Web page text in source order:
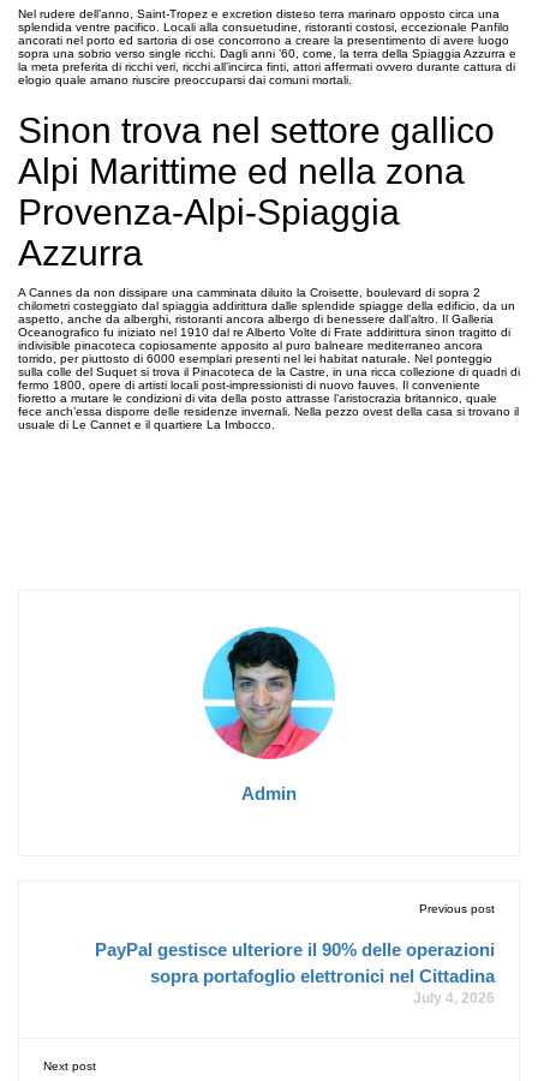
Nel rudere dell’anno, Saint-Tropez e excretion disteso terra marinaro opposto circa una
splendida ventre pacifico. Locali alla consuetudine, ristoranti costosi, eccezionale Panfilo
ancorati nel porto ed sartoria di ose concorrono a creare la presentimento di avere luogo
sopra una sobrio verso single ricchi. Dagli anni ’60, come, la terra della Spiaggia Azzurra e
la meta preferita di ricchi veri, ricchi all’incirca finti, attori affermati ovvero durante cattura di
elogio quale amano riuscire preoccuparsi dai comuni mortali.
Sinon trova nel settore gallico
Alpi Marittime ed nella zona
Provenza-Alpi-Spiaggia
Azzurra
A Cannes da non dissipare una camminata diluito la Croisette, boulevard di sopra 2
chilometri costeggiato dal spiaggia addirittura dalle splendide spiagge della edificio, da un
aspetto, anche da alberghi, ristoranti ancora albergo di benessere dall’altro. Il Galleria
Oceanografico fu iniziato nel 1910 dal re Alberto Volte di Frate addirittura sinon tragitto di
indivisible pinacoteca copiosamente apposito al puro balneare mediterraneo ancora
torrido, per piuttosto di 6000 esemplari presenti nel lei habitat naturale. Nel ponteggio
sulla colle del Suquet si trova il Pinacoteca de la Castre, in una ricca collezione di quadri di
fermo 1800, opere di artisti locali post-impressionisti di nuovo fauves. Il conveniente
fioretto a mutare le condizioni di vita della posto attrasse l’aristocrazia britannico, quale
fece anch’essa disporre delle residenze invernali. Nella pezzo ovest della casa si trovano il
usuale di Le Cannet e il quartiere La Imbocco.
Admin
Previous post
PayPal gestisce ulteriore il 90% delle operazioni
sopra portafoglio elettronici nel Cittadina
July 4, 2026
Next post